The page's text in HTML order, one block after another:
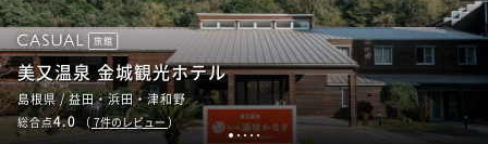
1 2345
旅館
美又温泉 金城観光ホテル
島根県 / 益田・浜田・津和野
総合点4.0 （ 7件のレビュー ）